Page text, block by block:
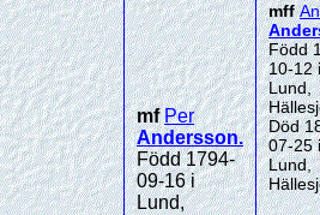
mfPer
Andersson.
Född 1794-
09-16 i
Lund,
mff
Född
10-12 i
Lund,
Död
07-25 i
Lund,